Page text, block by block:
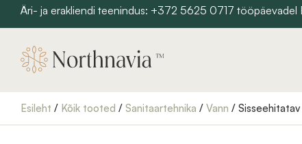
to
content
Äri- ja erakliendi teenindus: +372 5625 0717
Esileht / Kõik tooted / Sanitaartehnika / Vann / Sisseehitatav